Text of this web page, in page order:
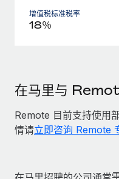
增值税标准税率
18％
在马里与
Remote 目前支持使用
情请立即咨询 Remote